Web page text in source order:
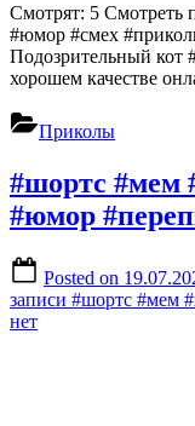
Смотрят: 5 Смотреть
#юмор #смех
Подозрительный кот
хорошем качестве
Приколы
#шортс #мем
#юмор
Posted on
записи #шортс #мем
нет